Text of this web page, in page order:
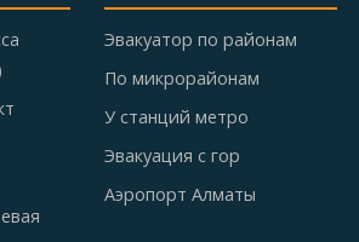
Эвакуатор по районам
По микрорайонам
У станций метро
Эвакуация с гор
Аэропорт Алматы